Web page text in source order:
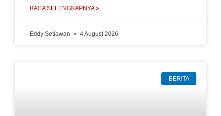
BACA SELENGKAPNYA »
Eddy Setiawan 4 August 2026
BERITA